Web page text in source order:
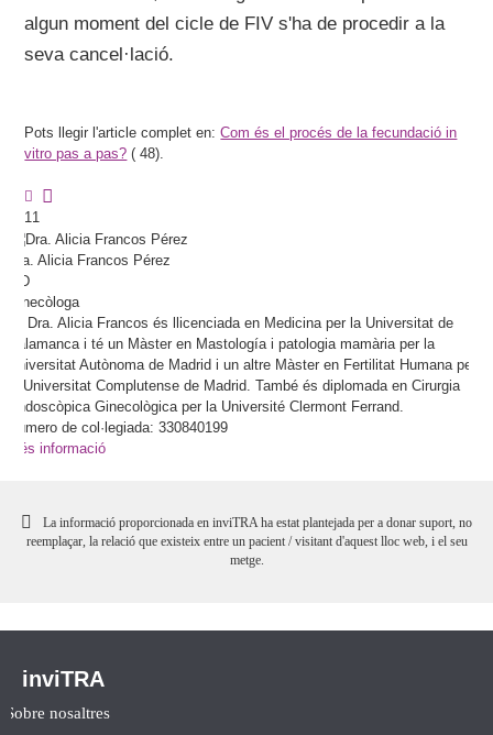
algun moment del cicle de FIV s'ha de procedir a la
seva cancel·lació.
Pots llegir l'article complet en:Com és el procés de la fecundació in
vitro pas a pas? ( 48).
11
Dra. Alicia Francos Pérez
MD
Ginecòloga
La Dra. Alicia Francos és llicenciada en Medicina per la Universitat de
Salamanca i té un Màster en Mastología i patologia mamària per la
Universitat Autònoma de Madrid i un altre Màster en Fertilitat Humana per
la Universitat Complutense de Madrid. També és diplomada en Cirurgia
Endoscòpica Ginecològica per la Université Clermont Ferrand.
Número de col·legiada: 330840199
Més informació
La informació proporcionada en inviTRA ha estat plantejada per a donar suport, no
reemplaçar, la relació que existeix entre un pacient / visitant d'aquest lloc web, i el seu
metge.
inviTRA
Sobre nosaltres